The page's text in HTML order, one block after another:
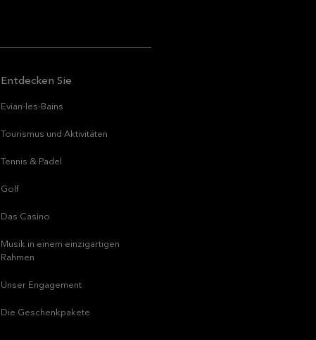
Entdecken Sie
Evian-les-Bains
Tourismus und Aktivitäten
Tennis & Padel
Golf
Das Casino
Musik in einem einzigartigen
Rahmen
Unser Engagement
Die Geschenkpakete